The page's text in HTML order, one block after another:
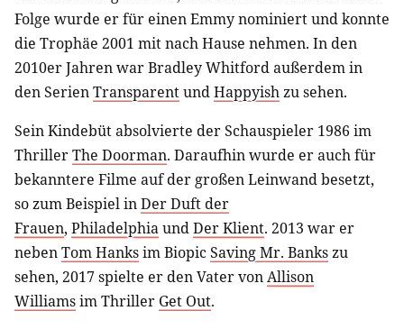
Folge wurde er für einen Emmy nominiert und konnte
die Trophäe 2001 mit nach Hause nehmen. In den
2010er Jahren war Bradley Whitford außerdem in
den SerienTransparentundHappyishzu sehen.
Sein Kindebüt absolvierte der Schauspieler 1986 im
ThrillerThe Doorman. Daraufhin wurde er auch für
bekanntere Filme auf der großen Leinwand besetzt,
so zum Beispiel inDer Duft der
Frauen, PhiladelphiaundDer Klient. 2013 war er
nebenTom Hanksim BiopicSaving Mr. Bankszu
sehen, 2017 spielte er den Vater vonAllison
Williamsim Thriller Get Out.